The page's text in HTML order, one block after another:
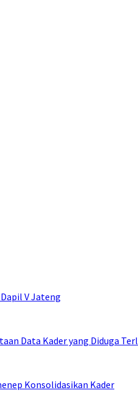
V Jateng
Data Kader yang Diduga
Konsolidasikan Kader